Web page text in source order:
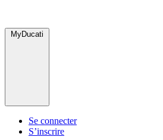
MyDucati
Se connecter
S’inscrire